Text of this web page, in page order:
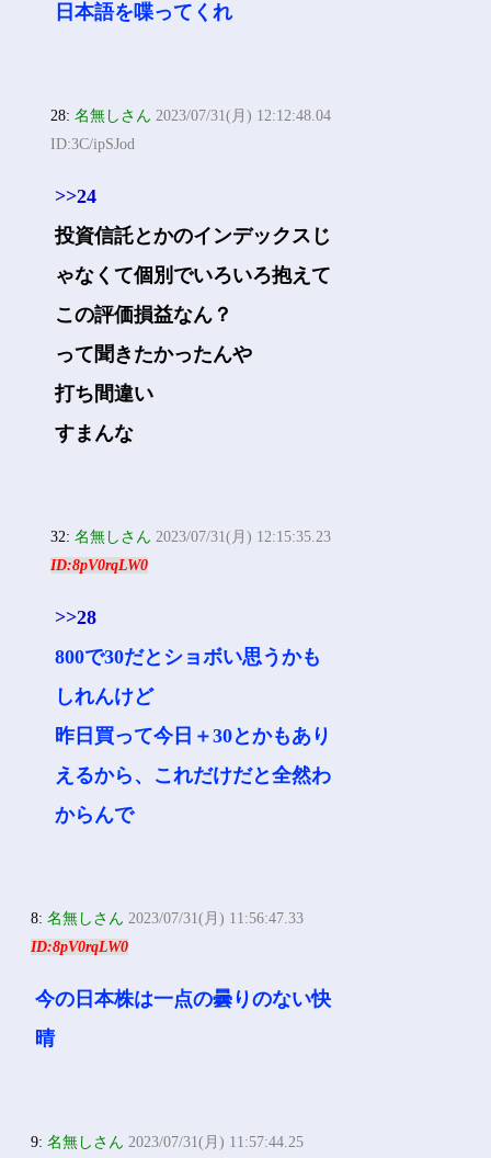
日本語を喋ってくれ
28:名無しさん 2023/07/31(月) 12:12:48.04
ID:3C/ipSJod
>>24
投資信託とかのインデックスじ
ゃなくて個別でいろいろ抱えて
この評価損益なん？
って聞きたかったんや
打ち間違い
すまんな
32:名無しさん 2023/07/31(月) 12:15:35.23
ID:8pV0rqLW0
>>28
800で30だとショボい思うかも
しれんけど
昨日買って今日＋30とかもあり
えるから、これだけだと全然わ
からんで
8:名無しさん 2023/07/31(月) 11:56:47.33
ID:8pV0rqLW0
今の日本株は一点の曇りのない快
晴
9:名無しさん 2023/07/31(月) 11:57:44.25